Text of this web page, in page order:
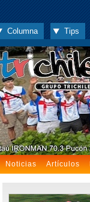
Columna Tips
Noticias Artículos